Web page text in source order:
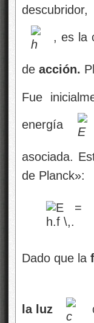
, es la
de acción.
Fue
energía
asociada.
de Planck»:
Dado que la
la luz